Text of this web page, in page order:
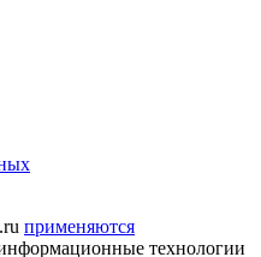
применяются
технологии